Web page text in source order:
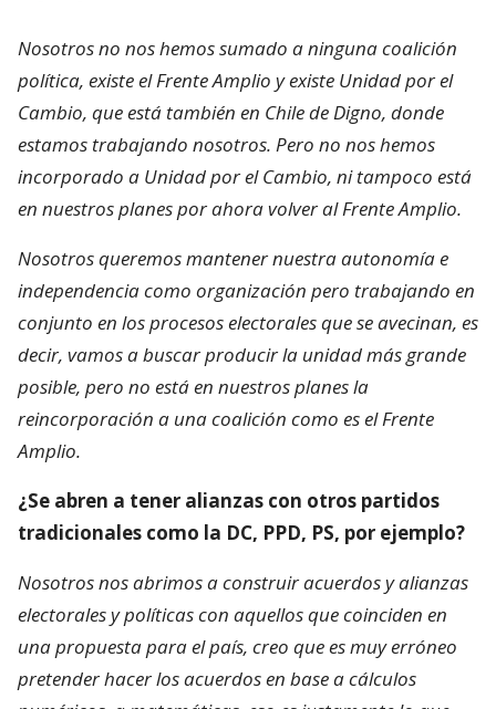
Nosotros no nos hemos sumado a ninguna coalición
política, existe el Frente Amplio y existe Unidad por el
Cambio, que está también en Chile de Digno, donde
estamos trabajando nosotros. Pero no nos hemos
incorporado a Unidad por el Cambio, ni tampoco está
en nuestros planes por ahora volver al Frente Amplio.
Nosotros queremos mantener nuestra autonomía e
independencia como organización pero trabajando en
conjunto en los procesos electorales que se avecinan, es
decir, vamos a buscar producir la unidad más grande
posible, pero no está en nuestros planes la
reincorporación a una coalición como es el Frente
Amplio.
¿Se abren a tener alianzas con otros partidos
tradicionales como la DC, PPD, PS, por ejemplo?
Nosotros nos abrimos a construir acuerdos y alianzas
electorales y políticas con aquellos que coinciden en
una propuesta para el país, creo que es muy erróneo
pretender hacer los acuerdos en base a cálculos